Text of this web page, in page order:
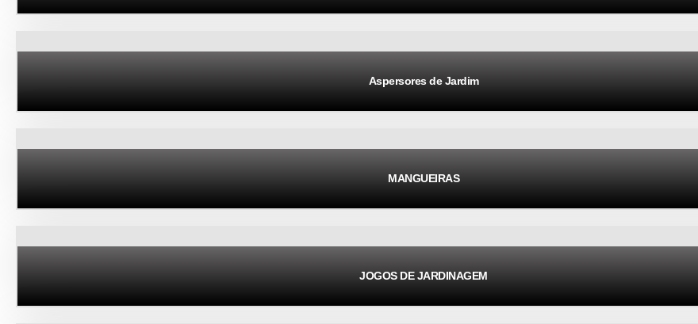
Aspersores de Jardim
MANGUEIRAS
JOGOS DE JARDINAGEM